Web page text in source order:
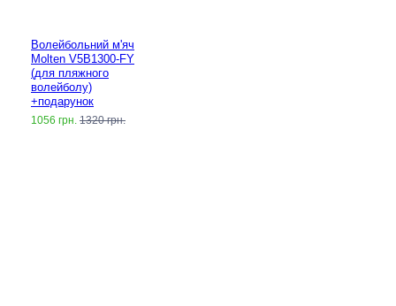
Волейбольний м'яч
Molten V5B1300-FY
(для пляжного
волейболу)
+подарунок
1056 грн. 1320 грн.